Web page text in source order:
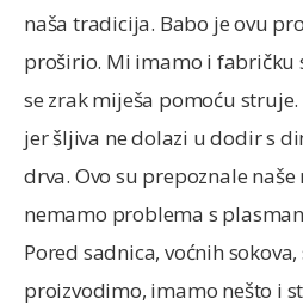
naša tradicija. Babo je ovu
proširio. Mi imamo i fabričku
se zrak miješa pomoću
jer šljiva ne dolazi u dodir s
drva. Ovo su prepoznale
nemamo problema s
Pored sadnica, voćnih
proizvodimo, imamo nešto i